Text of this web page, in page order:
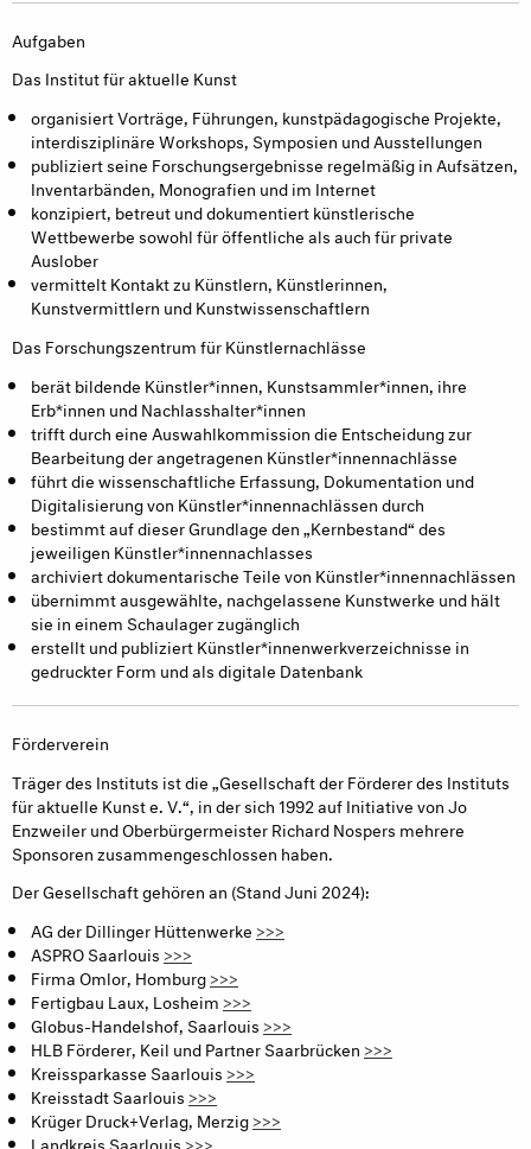
Aufgaben
Das Institut für aktuelle Kunst
organisiert Vorträge, Führungen, kunstpädagogische Projekte,
interdisziplinäre Workshops, Symposien und Ausstellungen
publiziert seine Forschungsergebnisse regelmäßig in ­Aufsätzen,
Inventarbänden, Monografien und im Internet
konzipiert, betreut und dokumentiert künstlerische
Wettbewerbe sowohl für öffentliche als auch für private
Auslober
vermittelt Kontakt zu Künstlern, Künstlerinnen,
Kunstvermittlern und Kunstwissenschaftlern
Das Forschungszentrum für Künstlernachlässe
berät bildende Künstler*innen, Kunstsammler*innen, ihre
Erb*innen und Nachlasshalter*innen
trifft durch eine Auswahlkommission die Entscheidung zur
Bearbeitung der angetragenen Künstler*innennachlässe
führt die wissenschaftliche Erfassung, Dokumentation und
Digitalisierung von Künstler*innennachlässen durch
bestimmt auf dieser Grundlage den „Kernbestand“ des
jeweiligen Künstler*innennachlasses
archiviert dokumentarische Teile von Künstler*innennachlässen
übernimmt ausgewählte, nachgelassene Kunstwerke und hält
sie in einem Schaulager zugänglich
erstellt und publiziert Künstler*innenwerkverzeichnisse in
gedruckter Form und als digitale Datenbank
Förderverein
Träger des Instituts ist die „Gesellschaft der Förderer des Instituts
für aktuelle Kunst e. V.“, in der sich 1992 auf Initiative von Jo
Enzweiler und Oberbürgermeister Richard Nospers mehrere
Sponsoren zusammengeschlossen haben.
Der Gesellschaft gehören an (Stand Juni 2024):
AG der Dillinger Hüttenwerke>>>
ASPRO Saarlouis>>>
Firma Omlor, Homburg>>>
Fertigbau Laux, Losheim>>>
Globus-Handelshof, Saarlouis>>>
HLB Förderer, Keil und Partner Saarbrücken>>>
Kreissparkasse Saarlouis>>>
Kreisstadt Saarlouis>>>
Krüger Druck+Verlag, Merzig>>>
Landkreis Saarlouis>>>